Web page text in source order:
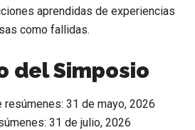
aprendidas de experiencias
como fallidas.
del Simposio
resúmenes: 31 de mayo, 2026
31 de julio, 2026